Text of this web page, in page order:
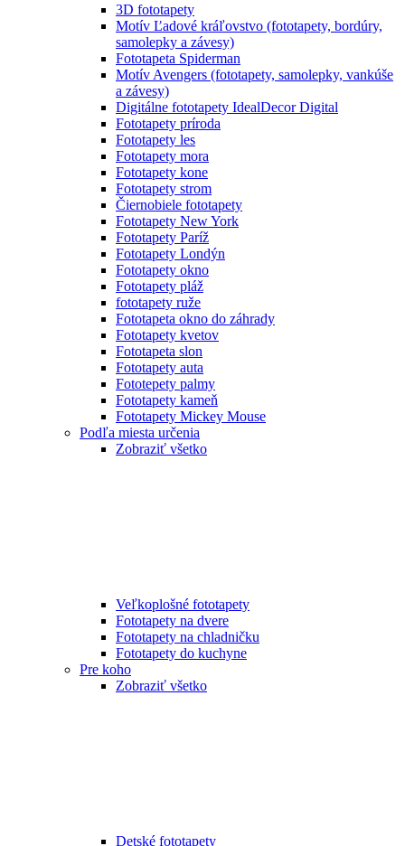
3D fototapety
Motív Ľadové kráľovstvo (fototapety, bordúry,
samolepky a závesy)
Fototapeta Spiderman
Motív Avengers (fototapety, samolepky, vankúše
a závesy)
Digitálne fototapety IdealDecor Digital
Fototapety príroda
Fototapety les
Fototapety mora
Fototapety kone
Fototapety strom
Čiernobiele fototapety
Fototapety New York
Fototapety Paríž
Fototapety Londýn
Fototapety okno
Fototapety pláž
fototapety ruže
Fototapeta okno do záhrady
Fototapety kvetov
Fototapeta slon
Fototapety auta
Fototepety palmy
Fototapety kameň
Fototapety Mickey Mouse
Podľa miesta určenia
Zobraziť všetko
Veľkoplošné fototapety
Fototapety na dvere
Fototapety na chladničku
Fototapety do kuchyne
Pre koho
Zobraziť všetko
Detské fototapety